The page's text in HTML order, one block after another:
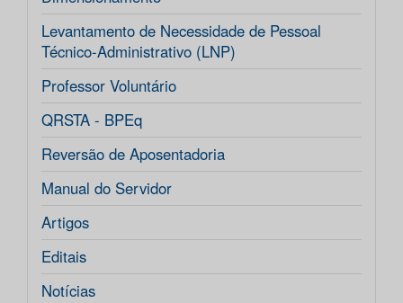
Levantamento de Necessidade de Pessoal
Técnico-Administrativo (LNP)
Professor Voluntário
QRSTA - BPEq
Reversão de Aposentadoria
Manual do Servidor
Artigos
Editais
Notícias